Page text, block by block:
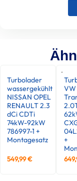
Turbolader
wassergekühlt
NISSAN OPEL
RENAULT 2.3
dCi CDTi
74kW-92kW
786997-1 +
Montagesatz
549,99€
+